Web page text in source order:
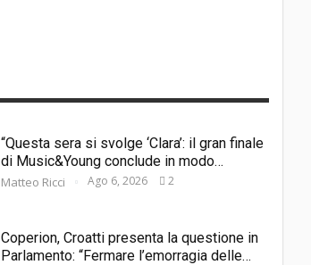
“Questa sera si svolge ‘Clara’: il gran finale
di Music&Young conclude in modo…
Matteo Ricci Ago 6, 2026 2
Coperion, Croatti presenta la questione in
Parlamento: “Fermare l’emorragia delle…